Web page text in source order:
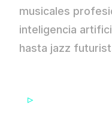
musicales
inteligencia
hasta jazz